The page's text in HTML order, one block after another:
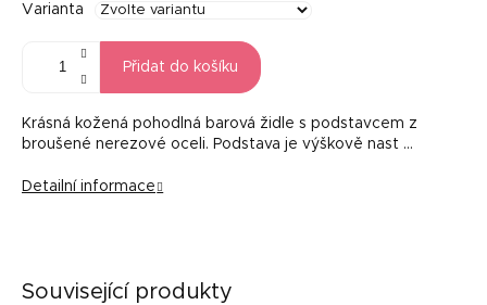
Varianta
Přidat do košíku
Krásná kožená pohodlná barová židle s podstavcem z
broušené nerezové oceli. Podstava je výškově nast …
Detailní informace
Související produkty